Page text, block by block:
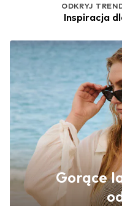
ODKRYJ
Inspiracja
Gorące